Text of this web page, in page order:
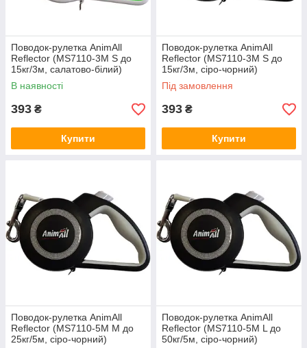
Поводок-рулетка AnimAll
Reflector (MS7110-3M S до
15кг/3м, салатово-білий)
В наявності
393 ₴
Купити
Поводок-рулетка AnimAll
Reflector (MS7110-3M S до
15кг/3м, сіро-чорний)
Під замовлення
393 ₴
Купити
Поводок-рулетка AnimAll
Reflector (MS7110-5M M до
25кг/5м, сіро-чорний)
Поводок-рулетка AnimAll
Reflector (MS7110-5M L до
50кг/5м, сіро-чорний)